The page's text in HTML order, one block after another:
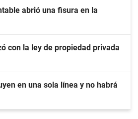
abrió una fisura en la
con la ley de propiedad privada
en una sola línea y no habrá